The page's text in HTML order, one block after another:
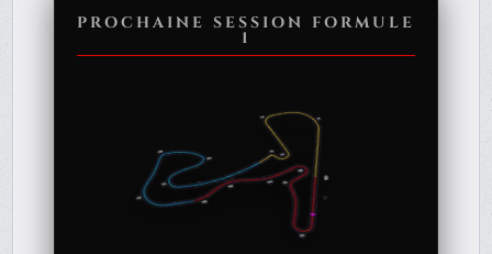
PROCHAINE SESSION FORMULE
1